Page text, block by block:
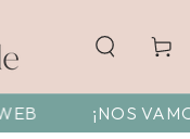
Carrito
¡NOS VAMOS